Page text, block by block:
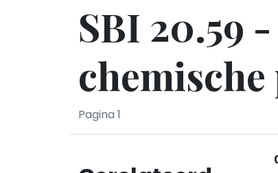
KvK
nummer
SBI 20.59
Pagina 1